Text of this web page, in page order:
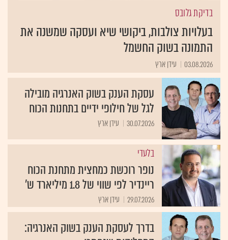
בדיקת גלובס
בעלויות צולבות, ביקושי שיא ועסקה שמשנה את
התמונה בשוק החשמל
03.08.2026 עידן ארץ
עסקת הענק בשוק האנרגיה מובילה
לגל של חילופי ידיים בתחנות הכוח
30.07.2026 עידן ארץ
בלעדי
נופר רוכשת כמחצית מתחנת הכוח
ריינדיר לפי שווי של 1.8 מיליארד ש'
29.07.2026 עידן ארץ
בדרך לעסקת הענק בשוק האנרגיה: